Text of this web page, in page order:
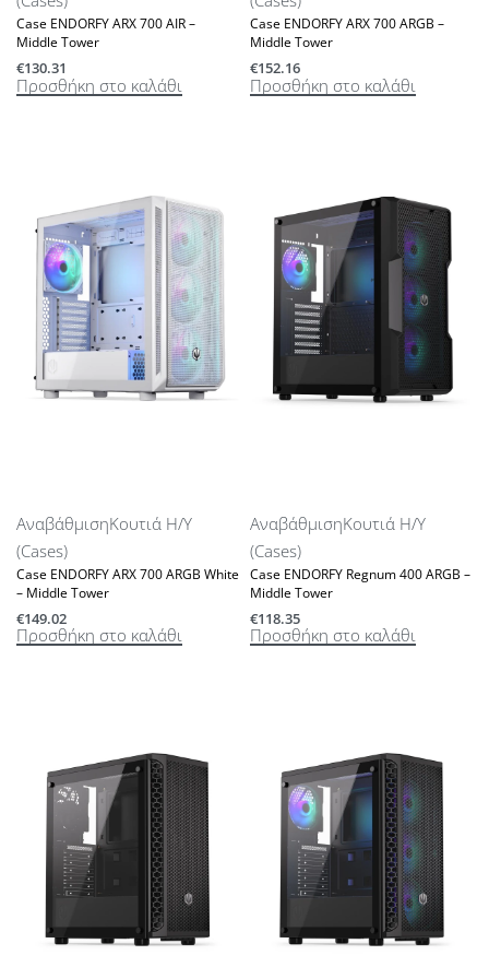
Case ENDORFY ARX 700 AIR –
Middle Tower
€130.31
Προσθήκη στο καλάθι
Case ENDORFY ARX 700 ARGB –
Middle Tower
€152.16
Προσθήκη στο καλάθι
ΑναβάθμισηΚουτιά Η/Υ
(Cases)
Case ENDORFY ARX 700 ARGB White
– Middle Tower
€149.02
Προσθήκη στο καλάθι
ΑναβάθμισηΚουτιά Η/Υ
(Cases)
Case ENDORFY Regnum 400 ARGB –
Middle Tower
€118.35
Προσθήκη στο καλάθι